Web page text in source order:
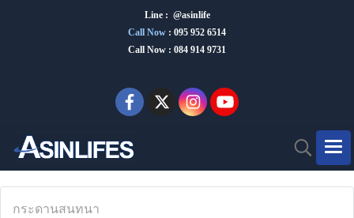
Line : @asinlife
Call Now : 095 952 6514
Call Now : 084 914 9731
กระดานสนทนา